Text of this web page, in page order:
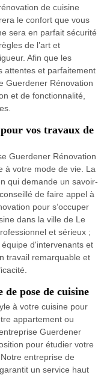
de cuisine
le confort que vous
sera en parfait sécurité
de l’art et
Afin que les
attentes et parfaitement
Guerdener Rénovation
et de fonctionnalité,
vos travaux de
Guerdener Rénovation
à votre mode de vie. La
qui demande un savoir-
de faire appel à
pour s’occuper
dans la ville de Le
et sérieux ;
d'intervenants et
travail remarquable et
pose de cuisine
à votre cuisine pour
appartement ou
Guerdener
pour étudier votre
entreprise de
un service haut